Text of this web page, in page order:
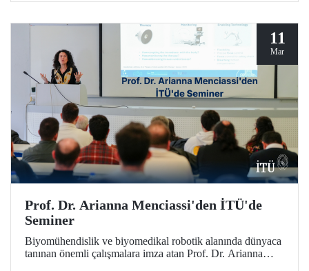
11
Mar
Prof. Dr. Arianna Menciassi'den İTÜ'de
Seminer
Biyomühendislik ve biyomedikal robotik alanında dünyaca
tanınan önemli çalışmalara imza atan Prof. Dr. Arianna